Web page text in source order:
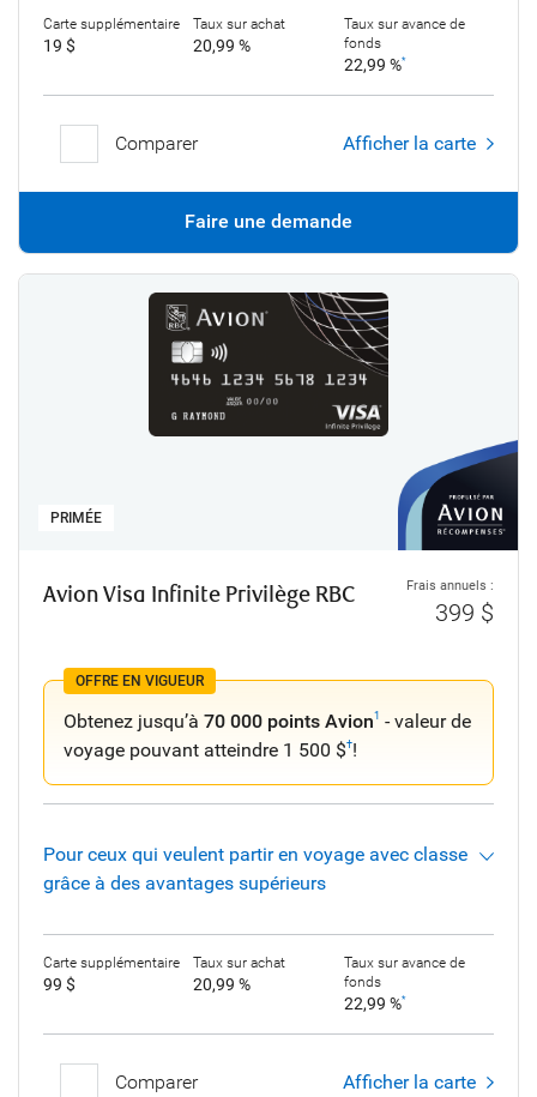
Carte supplémentaire
19 $
Taux sur achat
20,99 %
Taux sur avance de
fonds
22,99 %*
Comparer Afficher la carte
Faire une demande
PRIMÉE
Avion Visa Infinite Privilège RBC Frais annuels :
399 $
OFFRE EN VIGUEUR
Obtenez jusqu’à 70 000 points Avion1 - valeur de
voyage pouvant atteindre 1 500 $†!
Pour ceux qui veulent partir en voyage avec classe
grâce à des avantages supérieurs
Carte supplémentaire
99 $
Taux sur achat
20,99 %
Taux sur avance de
fonds
22,99 %*
Comparer Afficher la carte